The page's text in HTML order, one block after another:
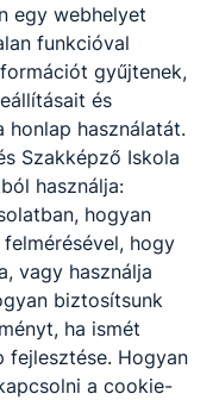
egy webhelyet
funkcióval
gyűjtenek,
és
honlap használatát.
Szakképző Iskola
használja:
hogyan
hogy
vagy használja
biztosítsunk
ha ismét
fejlesztése. Hogyan
a cookie-